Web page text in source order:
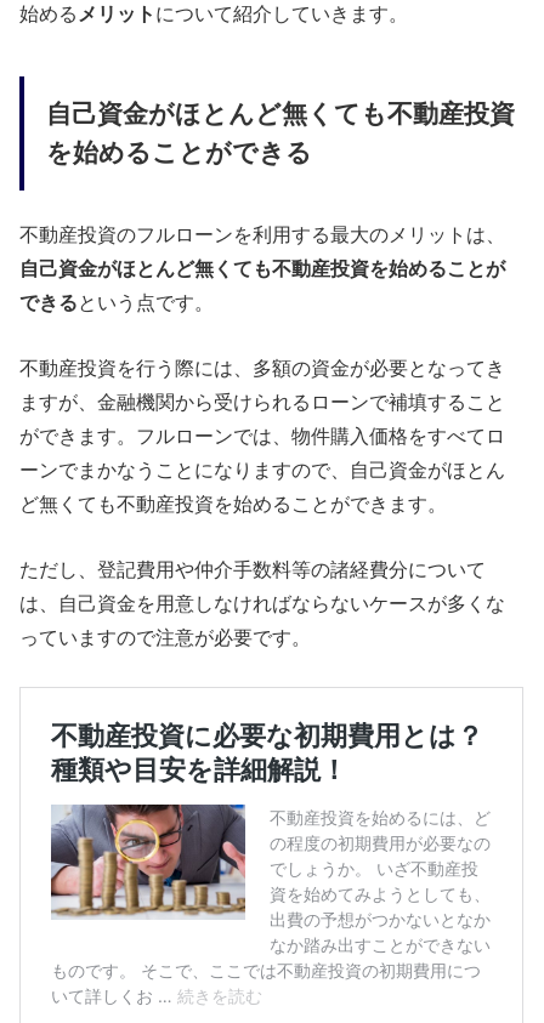
始める メリット について紹介していきます。
自己資金がほとんど無くても不動産投資
を始めることができる
不動産投資のフルローンを利用する最大のメリットは、
自己資金がほとんど無くても不動産投資を始めることが
できるという点です。
不動産投資を行う際には、多額の資金が必要となってき
ますが、金融機関から受けられるローンで補填すること
ができます。フルローンでは、物件購入価格をすべてロ
ーンでまかなうことになりますので、自己資金がほとん
ど無くても不動産投資を始めることができます。
ただし、登記費用や仲介手数料等の諸経費分について
は、自己資金を用意しなければならないケースが多くな
っていますので注意が必要です。